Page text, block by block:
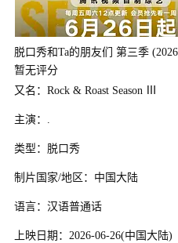
脱口秀和Ta的朋友们 第三季
暂无评分
又名：Rock & Roast Season Ⅲ
主演：.
类型：脱口秀
制片国家/地区：中国大陆
语言：汉语普通话
上映日期：2026-06-26(中国大陆)